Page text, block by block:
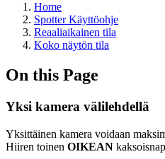
Home
Spotter Käyttöohje
Reaaliaikainen tila
Koko näytön tila
On this Page
Yksi kamera välilehdellä
Yksittäinen kamera voidaan
Hiiren toinen OIKEAN